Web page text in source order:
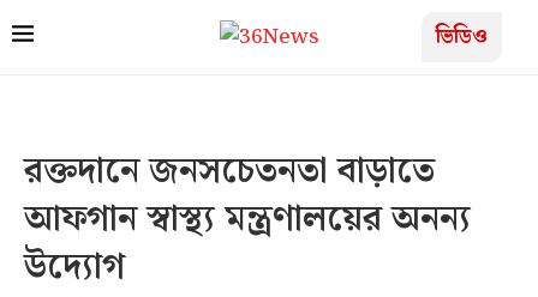
ভিডিও
রক্তদানে জনসচেতনতা বাড়াতে
আফগান স্বাস্থ্য মন্ত্রণালয়ের অনন্য
উদ্যোগ